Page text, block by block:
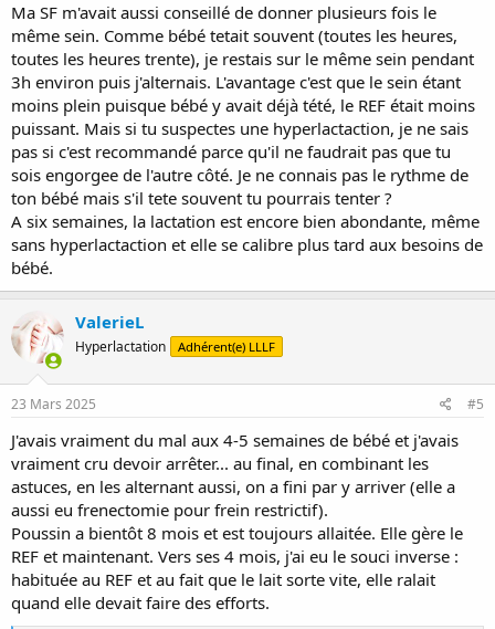
Ma SF m'avait aussi conseillé de donner plusieurs fois le
même sein. Comme bébé tetait souvent (toutes les heures,
toutes les heures trente), je restais sur le même sein pendant
3h environ puis j'alternais. L'avantage c'est que le sein étant
moins plein puisque bébé y avait déjà tété, le REF était moins
puissant. Mais si tu suspectes une hyperlactaction, je ne sais
pas si c'est recommandé parce qu'il ne faudrait pas que tu
sois engorgee de l'autre côté. Je ne connais pas le rythme de
ton bébé mais s'il tete souvent tu pourrais tenter ?
A six semaines, la lactation est encore bien abondante, même
sans hyperlactaction et elle se calibre plus tard aux besoins de
bébé.
ValerieL
Hyperlactation Adhérent(e) LLLF
23 Mars 2025 #5
J'avais vraiment du mal aux 4-5 semaines de bébé et j'avais
vraiment cru devoir arrêter... au final, en combinant les
astuces, en les alternant aussi, on a fini par y arriver (elle a
aussi eu frenectomie pour frein restrictif).
Poussin a bientôt 8 mois et est toujours allaitée. Elle gère le
REF et maintenant. Vers ses 4 mois, j'ai eu le souci inverse :
habituée au REF et au fait que le lait sorte vite, elle ralait
quand elle devait faire des efforts.